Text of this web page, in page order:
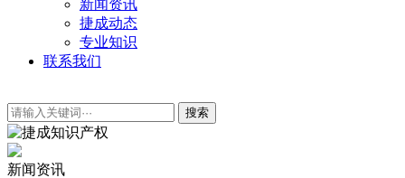
新闻资讯
捷成动态
专业知识
联系我们
搜索
新闻资讯